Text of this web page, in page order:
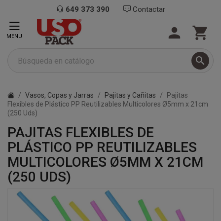
649 373 390 Contactar

 
MENU
Vasos, Copas y Jarras Pajitas y Cañitas
Pajitas
Flexibles de Plástico PP Reutilizables Multicolores Ø5mm x 21cm
(250 Uds)
PAJITAS FLEXIBLES DE
PLÁSTICO PP REUTILIZABLES
MULTICOLORES Ø5MM X 21CM
(250 UDS)